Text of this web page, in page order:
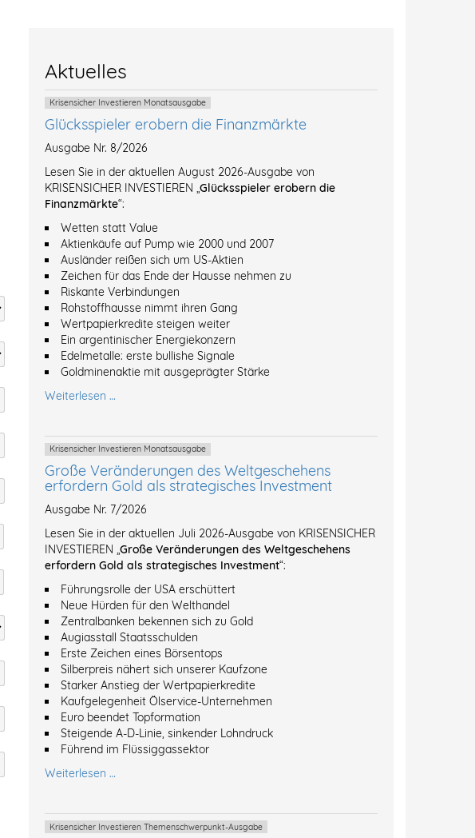
Aktuelles
Krisensicher Investieren Monatsausgabe
Glücksspieler erobern die Finanzmärkte
Ausgabe Nr. 8/2026
Lesen Sie in der aktuellen August 2026-Ausgabe von
KRISENSICHER INVESTIEREN „Glücksspieler erobern die
Finanzmärkte“:
Wetten statt Value
Aktienkäufe auf Pump wie 2000 und 2007
Ausländer reißen sich um US-Aktien
Zeichen für das Ende der Hausse nehmen zu
Riskante Verbindungen
Rohstoffhausse nimmt ihren Gang
Wertpapierkredite steigen weiter
Ein argentinischer Energiekonzern
Edelmetalle: erste bullishe Signale
Goldminenaktie mit ausgeprägter Stärke
Weiterlesen …
Krisensicher Investieren Monatsausgabe
Große Veränderungen des Weltgeschehens
erfordern Gold als strategisches Investment
Ausgabe Nr. 7/2026
Lesen Sie in der aktuellen Juli 2026-Ausgabe von KRISENSICHER
INVESTIEREN „Große Veränderungen des Weltgeschehens
erfordern Gold als strategisches Investment“:
Führungsrolle der USA erschüttert
Neue Hürden für den Welthandel
Zentralbanken bekennen sich zu Gold
Augiasstall Staatsschulden
Erste Zeichen eines Börsentops
Silberpreis nähert sich unserer Kaufzone
Starker Anstieg der Wertpapierkredite
Kaufgelegenheit Ölservice-Unternehmen
Euro beendet Topformation
Steigende A-D-Linie, sinkender Lohndruck
Führend im Flüssiggassektor
Weiterlesen …
Krisensicher Investieren Themenschwerpunkt-Ausgabe